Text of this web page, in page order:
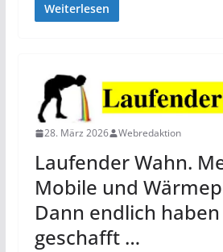
Weiterlesen
28. März 2026 Webredaktion
Laufender Wahn.
Mobile und
Dann endlich
geschafft …